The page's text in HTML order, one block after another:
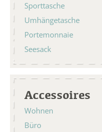
Sporttasche
Umhängetasche
Portemonnaie
Seesack
Accessoires
Wohnen
Büro